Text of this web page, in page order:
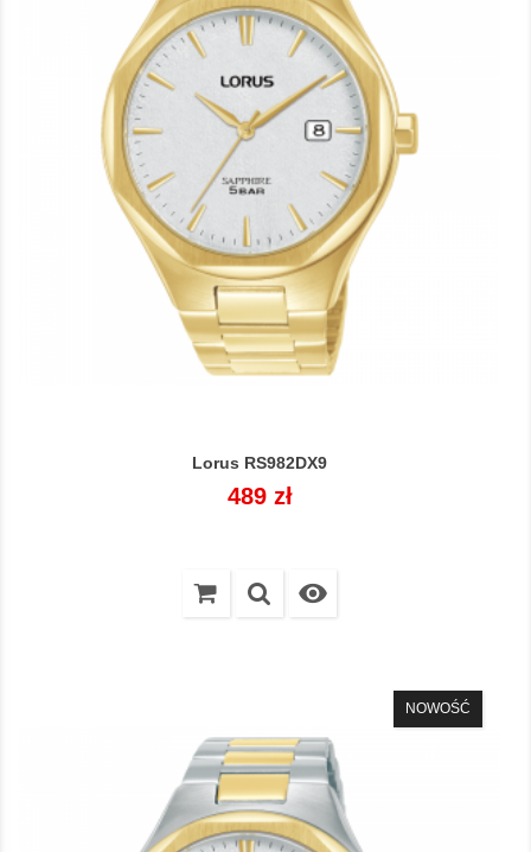
Lorus RS982DX9
Cena
489 zł

NOWOŚĆ